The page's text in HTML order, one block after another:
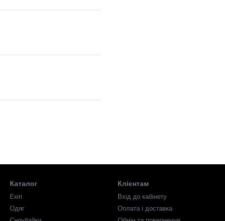
Каталог
Екіп
Одяг
Клієнтам
Вхід до кабінету
Оплата і доставка